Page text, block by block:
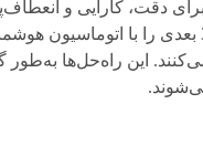
سیستم‌های ما فناوری لیزر
این راه‌حل‌ها